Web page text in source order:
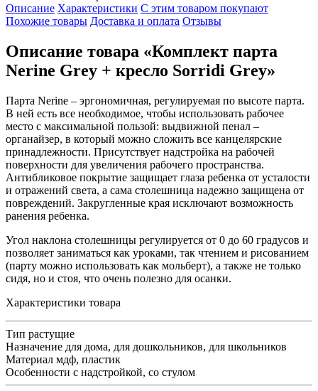
Описание Характеристики С этим товаром покупают
Похожие товары Доставка и оплата Отзывы
Описание товара «Комплект парта
Nerine Grey + кресло Sorridi Grey»
Парта Nerine – эргономичная, регулируемая по высоте парта.
В ней есть все необходимое, чтобы использовать рабочее
место с максимальной пользой: выдвижной пенал –
органайзер, в который можно сложить все канцелярские
принадлежности. Присутствует надстройка на рабочей
поверхности для увеличения рабочего пространства.
Антибликовое покрытие защищает глаза ребенка от усталости
и отражений света, а сама столешница надежно защищена от
повреждений. Закругленные края исключают возможность
ранения ребенка.
Угол наклона столешницы регулируется от 0 до 60 градусов и
позволяет заниматься как уроками, так чтением и рисованием
(парту можно использовать как мольберт), а также не только
сидя, но и стоя, что очень полезно для осанки.
Характеристики товара
Тип растущие
Назначение для дома, для дошкольников, для школьников
Материал мдф, пластик
Особенности с надстройкой, со стулом